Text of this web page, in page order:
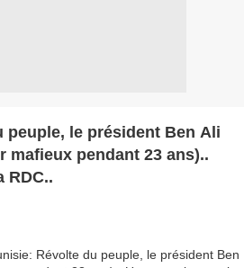
peuple, le président Ben Ali
mafieux pendant 23 ans)..
RDC..